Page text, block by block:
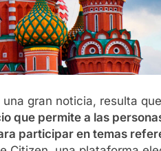
gran noticia, resulta
que permite a las
participar en temas